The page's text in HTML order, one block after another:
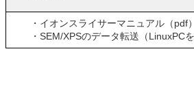
・イオンスライサーマニュアル（pdf）
・SEM/XPSのデータ転送（LinuxPC